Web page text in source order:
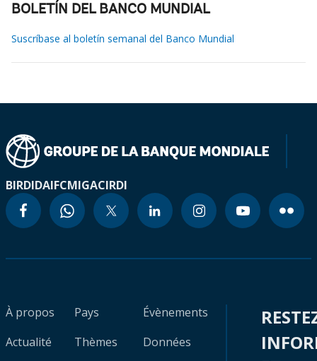
BOLETÍN DEL BANCO MUNDIAL
Suscríbase al boletín semanal del Banco Mundial
BIRDIDAIFCMIGACIRDI
À propos
Actualité
Pays
Thèmes
Évènements
Données